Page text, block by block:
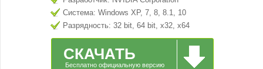
Система: Windows XP, 7, 8, 8.1, 10
Разрядность: 32 bit, 64 bit, x32, x64
СКАЧАТЬ
Бесплатно официальную версию